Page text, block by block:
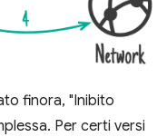
finora, "Inibito
Per certi versi